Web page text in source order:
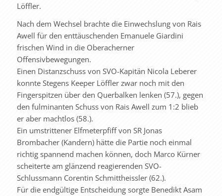
Löffler.
Nach dem Wechsel brachte die Einwechslung von Rais
Awell für den enttäuschenden Emanuele Giardini
frischen Wind in die Oberacherner
Offensivbewegungen.
Einen Distanzschuss von SVO-Kapitän Nicola Leberer
konnte Stegens Keeper Löffler zwar noch mit den
Fingerspitzen über den Querbalken lenken (57.), gegen
den fulminanten Schuss von Rais Awell zum 1:2 blieb
er aber machtlos (58.).
Ein umstrittener Elfmeterpfiff von SR Jonas
Brombacher (Kandern) hätte die Partie noch einmal
richtig spannend machen können, doch Marco Kürner
scheiterte am glänzend reagierenden SVO-
Schlussmann Corentin Schmittheissler (62.).
Für die endgültige Entscheidung sorgte Benedikt Asam